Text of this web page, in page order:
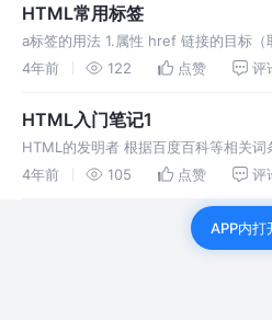
HTML常用标签
a标签的用法 1.属性 href 链接的目标（
#id） 伪协议： javascript:代码;
4年前 122 点赞 评
HTML入门笔记1
HTML的发明者 根据百度百科等相关
Hyper Text Markup Language，即超
4年前 105 点赞 评
APP内打